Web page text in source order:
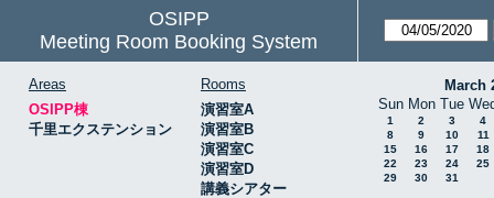
OSIPP
Meeting Room Booking System
Areas
OSIPP棟
千里エクステンション
Rooms
演習室A
演習室B
演習室C
演習室D
講義シアター
March
Sun Mon Tue
1 2 3
4
8
9 10
11
15
16 17
18
22
23 24
25
29
30 31